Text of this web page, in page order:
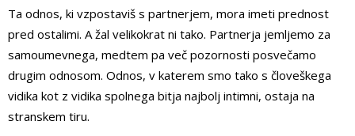
Ta odnos, ki vzpostaviš s partnerjem, mora imeti prednost
pred ostalimi. A žal velikokrat ni tako. Partnerja jemljemo za
samoumevnega, medtem pa več pozornosti posvečamo
drugim odnosom. Odnos, v katerem smo tako s človeškega
vidika kot z vidika spolnega bitja najbolj intimni, ostaja na
stranskem tiru.